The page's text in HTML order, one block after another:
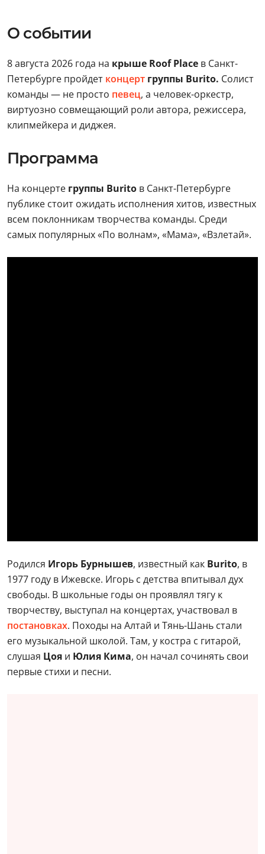
О событии
8 августа 2026 года на крыше Roof Place в Санкт-
Петербурге пройдет концерт группы Burito. Солист
команды — не просто певец, а человек-оркестр,
виртуозно совмещающий роли автора, режиссера,
клипмейкера и диджея.
Программа
На концерте группы Burito в Санкт-Петербурге
публике стоит ожидать исполнения хитов, известных
всем поклонникам творчества команды. Среди
самых популярных «По волнам», «Мама», «Взлетай».
Родился Игорь Бурнышев, известный как Burito, в
1977 году в Ижевске. Игорь с детства впитывал дух
свободы. В школьные годы он проявлял тягу к
творчеству, выступал на концертах, участвовал в
постановках. Походы на Алтай и Тянь-Шань стали
его музыкальной школой. Там, у костра с гитарой,
слушая Цоя и Юлия Кима, он начал сочинять свои
первые стихи и песни.